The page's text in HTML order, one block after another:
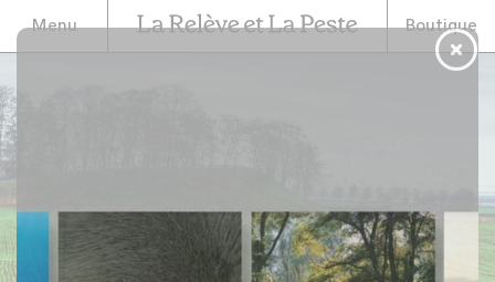
Menu Boutique